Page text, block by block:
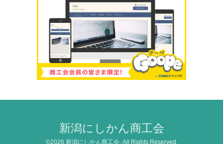
新潟にしかん商工会
©2026 新潟にしかん商工会. All Rights Reserved.